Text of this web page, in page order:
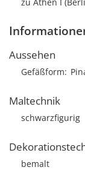
Aussehen
Gefäßform
Maltechnik
schwarzfigurig
bemalt